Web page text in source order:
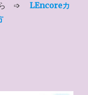
ら ➩
LEncoreカ